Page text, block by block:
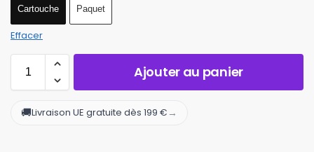
Cartouche Paquet
Effacer
Ajouter au panier
🚚Livraison UE gratuite dès 199 € →